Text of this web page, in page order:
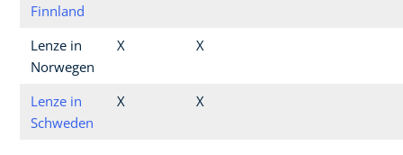
Finnland
Lenze in
Norwegen
X X
Lenze in
Schweden
X X